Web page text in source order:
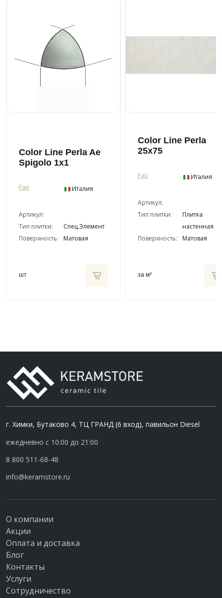
Color Line Perla Ae
Spigolo 1x1
Fap Италия
Артикул:
Тип плитки:
Спец.Элемент
Поверхность:
Матовая
шт
Color Line Perla
25x75
Fap Италия
Артикул:
Тип плитки:
Плитка
настенная
Поверхность:
Матовая
за м²
г. Химки, Бутаково 4, ТЦ ГРАНД (6 вход), павильон Diesel
ежедневно с 10:00 до 21:00
8 800 511-68-48
info@keramstore.ru
О компании
Акции
Оплата и доставка
Блог
Контакты
Услуги
Сотрудничество